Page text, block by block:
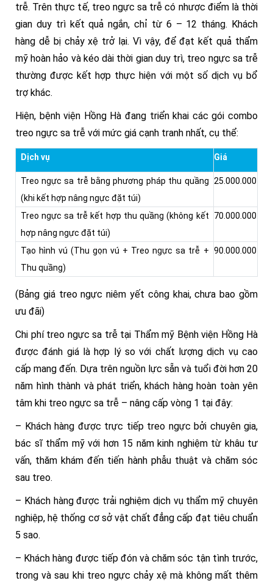
trễ. Trên thực tế, treo ngực sa trễ có nhược điểm là thời
gian duy trì kết quả ngắn, chỉ từ 6 – 12 tháng. Khách
hàng dễ bị chảy xệ trở lại. Vì vậy, để đạt kết quả thẩm
mỹ hoàn hảo và kéo dài thời gian duy trì, treo ngực sa trễ
thường được kết hợp thực hiện với một số dịch vụ bổ
trợ khác.
Hiện, bệnh viện Hồng Hà đang triển khai các gói combo
treo ngực sa trễ với mức giá cạnh tranh nhất, cụ thể:
Dịch vụ Giá
Treo ngực sa trễ bằng phương pháp thu quầng
(khi kết hợp nâng ngực đặt túi)
25.000.000
Treo ngực sa trễ kết hợp thu quầng (không kết
hợp nâng ngực đặt túi)
70.000.000
Tạo hình vú (Thu gọn vú + Treo ngực sa trễ +
Thu quầng)
90.000.000
(Bảng giá treo ngực niêm yết công khai, chưa bao gồm
ưu đãi)
Chi phí treo ngực sa trễ tại Thẩm mỹ Bệnh viện Hồng Hà
được đánh giá là hợp lý so với chất lượng dịch vụ cao
cấp mang đến. Dựa trên nguồn lực sẵn và tuổi đời hơn 20
năm hình thành và phát triển, khách hàng hoàn toàn yên
tâm khi treo ngực sa trễ – nâng cấp vòng 1 tại đây:
– Khách hàng được trực tiếp treo ngực bởi chuyên gia,
bác sĩ thẩm mỹ với hơn 15 năm kinh nghiệm từ khâu tư
vấn, thăm khám đến tiến hành phẫu thuật và chăm sóc
sau treo.
– Khách hàng được trải nghiệm dịch vụ thẩm mỹ chuyên
nghiệp, hệ thống cơ sở vật chất đẳng cấp đạt tiêu chuẩn
5 sao.
– Khách hàng được tiếp đón và chăm sóc tận tình trước,
trong và sau khi treo ngực chảy xệ mà không mất thêm